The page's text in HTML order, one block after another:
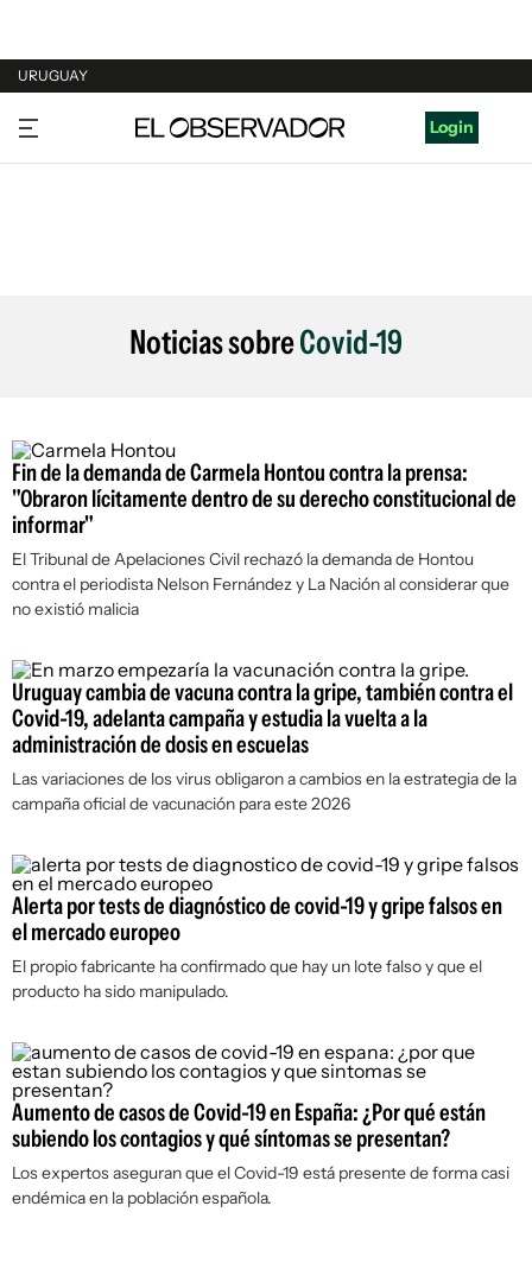
URUGUAY
URUGUAY
ARGENTINA
Login
Noticias sobreCovid-19
Fin de la demanda de Carmela Hontou contra la prensa:
"Obraron lícitamente dentro de su derecho constitucional de
informar"
El Tribunal de Apelaciones Civil rechazó la demanda de Hontou
contra el periodista Nelson Fernández y La Nación al considerar que
no existió malicia
Uruguay cambia de vacuna contra la gripe, también contra el
Covid-19, adelanta campaña y estudia la vuelta a la
administración de dosis en escuelas
Las variaciones de los virus obligaron a cambios en la estrategia de la
campaña oficial de vacunación para este 2026
Alerta por tests de diagnóstico de covid-19 y gripe falsos en
el mercado europeo
El propio fabricante ha confirmado que hay un lote falso y que el
producto ha sido manipulado.
Aumento de casos de Covid-19 en España: ¿Por qué están
subiendo los contagios y qué síntomas se presentan?
Los expertos aseguran que el Covid-19 está presente de forma casi
endémica en la población española.